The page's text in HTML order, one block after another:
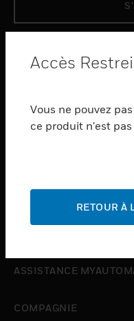
toggle view
SERVICES
toggle view
toggle view
toggle view
ASSISTANCE
COMPAGNIE
Accès
Vous ne pouvez
ce produit n'est
RETOUR À